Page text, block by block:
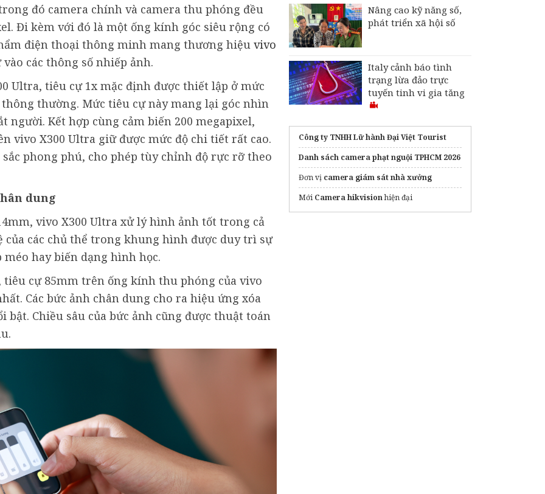
đó camera chính và camera thu phóng đều
Đi kèm với đó là một ống kính góc siêu rộng có
điện thoại thông minh mang thương hiệu vivo
các thông số nhiếp ảnh.
Ultra, tiêu cự 1x mặc định được thiết lập ở mức
thường. Mức tiêu cự này mang lại góc nhìn
Kết hợp cùng cảm biến 200 megapixel,
vivo X300 Ultra giữ được mức độ chi tiết rất cao.
phong phú, cho phép tùy chỉnh độ rực rỡ theo
dung
vivo X300 Ultra xử lý hình ảnh tốt trong cả
của các chủ thể trong khung hình được duy trì sự
hay biến dạng hình học.
cự 85mm trên ống kính thu phóng của vivo
Các bức ảnh chân dung cho ra hiệu ứng xóa
Chiều sâu của bức ảnh cũng được thuật toán
Nâng cao kỹ năng số,
phát triển xã hội số
Italy cảnh báo tình
trạng lừa đảo trực
tuyến tinh vi gia tăng
Công ty TNHH Lữ hành Đại Việt Tourist
Danh sách camera phạt nguội TPHCM 2026
Đơn vị camera giám sát nhà xưởng
Mới Camera hikvisionhiện đại